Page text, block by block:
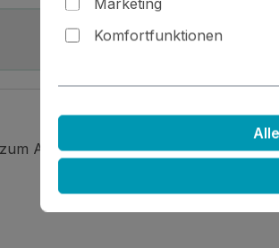
Artikel, das Du entweder
Komfortfunktionen